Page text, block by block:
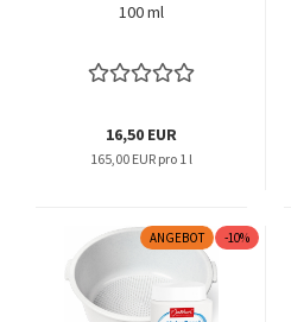
100 ml
16,50 EUR
165,00 EUR pro 1 l
ANGEBOT -10%